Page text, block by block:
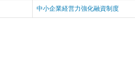
中小企業経営力強化融資制度